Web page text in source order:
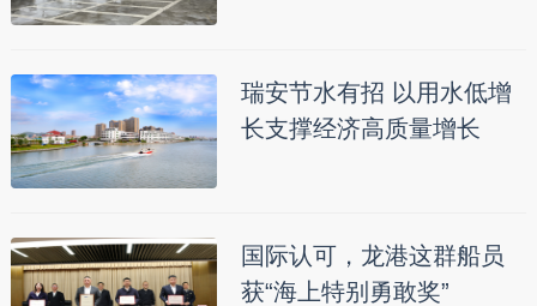
瑞安节水有招 以用水低增
长支撑经济高质量增长
国际认可，龙港这群船员
获“海上特别勇敢奖”